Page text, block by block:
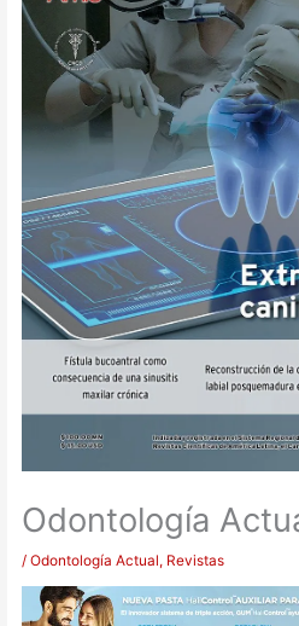
Odontología
/Odontología Actual, Revistas